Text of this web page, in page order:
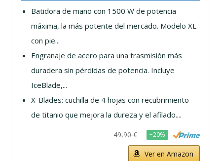
Batidora de mano con 1500 W de potencia
máxima, la más potente del mercado. Modelo XL
con pie...
Engranaje de acero para una trasmisión más
duradera sin pérdidas de potencia. Incluye
IceBlade,...
X-Blades: cuchilla de 4 hojas con recubrimiento
de titanio que mejora la dureza y el afilado....
49,90 € −20%
Ver en Amazon